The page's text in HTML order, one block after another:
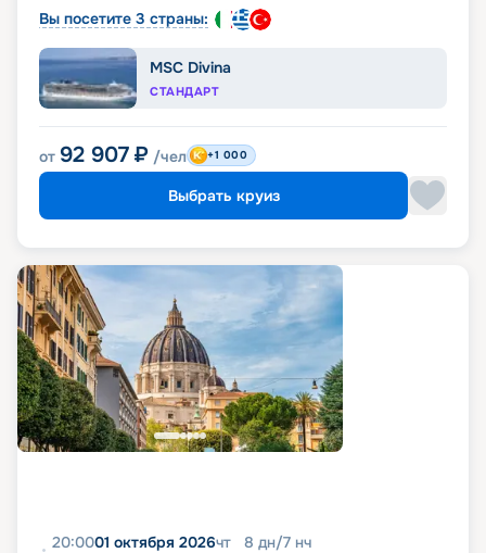
Вы посетите 3 страны:
MSC Divina
СТАНДАРТ
от 92 907 ₽ /чел +1 000
Выбрать круиз
20:0001 октября 2026чт 8 дн/7 нч